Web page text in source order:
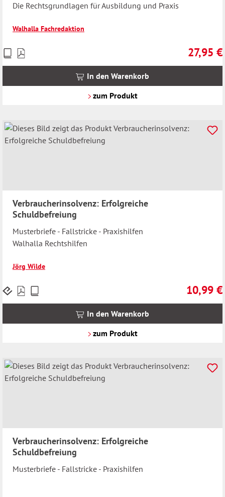
Die Rechtsgrundlagen für Ausbildung und Praxis
Walhalla Fachredaktion
27,95 €
Preise
inkl.
In den Warenkorb
zum Produkt
Verbraucherinsolvenz: Erfolgreiche
Schuldbefreiung
Musterbriefe - Fallstricke - Praxishilfen
Walhalla Rechtshilfen
Jörg Wilde
10,99 €
Preise
In den Warenkorb
zum Produkt
Verbraucherinsolvenz: Erfolgreiche
Schuldbefreiung
Musterbriefe - Fallstricke - Praxishilfen